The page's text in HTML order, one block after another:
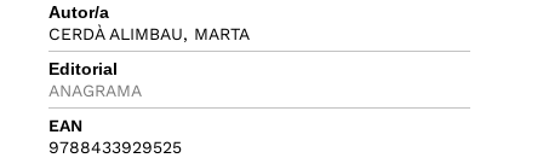
Autor/a
CERDÀ ALIMBAU, MARTA
Editorial
ANAGRAMA
EAN
9788433929525